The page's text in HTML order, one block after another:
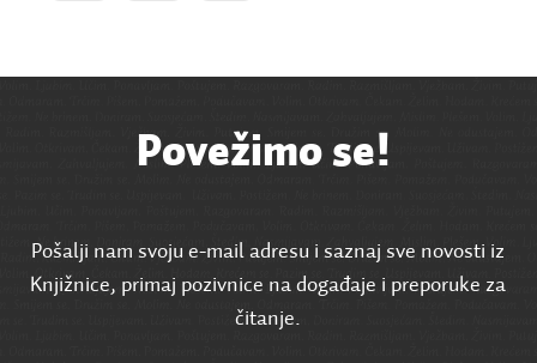
Povežimo se!
Pošalji nam svoju e-mail adresu i saznaj sve novosti iz
Knjižnice, primaj pozivnice na događaje i preporuke za
čitanje.